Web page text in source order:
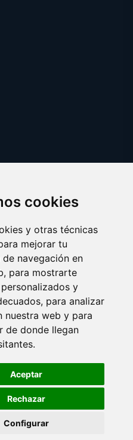
cookies
y otras técnicas
mejorar tu
navegación en
para mostrarte
y
para analizar
nuestra web y para
de donde llegan
Aceptar
Rechazar
Configurar
preferences
creencia.es